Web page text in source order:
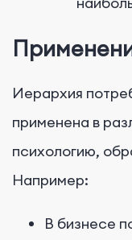
Иерархия
применена в
психологию,
Например:
В бизнесе